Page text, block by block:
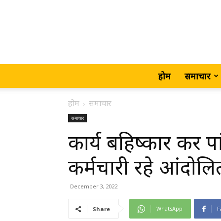
होम समाचार
होम समाचार
समाचार
कार्य बहिष्कार कर
कर्मचारी रहे
December 3, 2022
Share WhatsApp